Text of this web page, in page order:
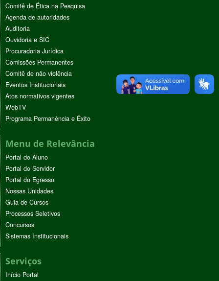
Comitê de Ética na Pesquisa
Agenda de autoridades
Auditoria
Ouvidoria e SIC
Procuradoria Jurídica
Comissões Permanentes
Comitê de não violência
Eventos Institucionais
Atos normativos vigentes
WebTV
Programa Permanência e Êxito
Menu de Relevância
Portal do Aluno
Portal do Servidor
Portal do Egresso
Nossas Unidades
Guia de Cursos
Processos Seletivos
Concursos
Sistemas Institucionais
Serviços
Início Portal